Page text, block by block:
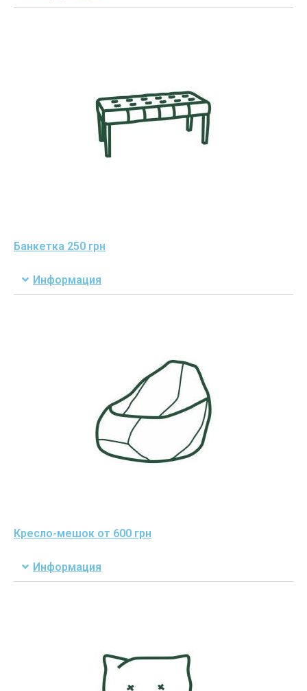
Банкетка 250 грн
Информация
Кресло-мешок от 600 грн
Информация